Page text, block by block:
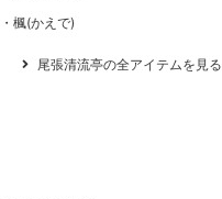
楓(かえで)
尾張清流亭の全アイテムを見る